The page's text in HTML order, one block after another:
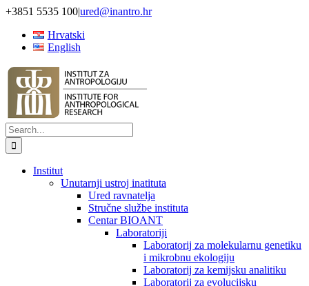
Skip
content
+3851 5535 100|ured@inantro.hr
Hrvatski
English
Search
for:
Institut
Unutarnji ustroj inatituta
Ured ravnatelja
Stručne službe instituta
Centar BIOANT
Laboratoriji
Laboratorij za molekularnu genetiku
i mikrobnu ekologiju
Laboratorij za kemijsku analitiku
Laboratorij za evolucijsku